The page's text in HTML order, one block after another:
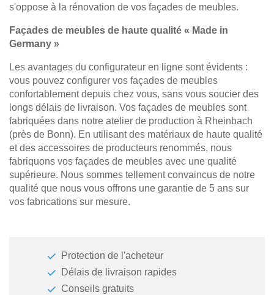
s'oppose à la rénovation de vos façades de meubles.
Façades de meubles de haute qualité « Made in
Germany »
Les avantages du configurateur en ligne sont évidents :
vous pouvez configurer vos façades de meubles
confortablement depuis chez vous, sans vous soucier des
longs délais de livraison. Vos façades de meubles sont
fabriquées dans notre atelier de production à Rheinbach
(près de Bonn). En utilisant des matériaux de haute qualité
et des accessoires de producteurs renommés, nous
fabriquons vos façades de meubles avec une qualité
supérieure. Nous sommes tellement convaincus de notre
qualité que nous vous offrons une garantie de 5 ans sur
vos fabrications sur mesure.
Protection de l'acheteur
Délais de livraison rapides
Conseils gratuits